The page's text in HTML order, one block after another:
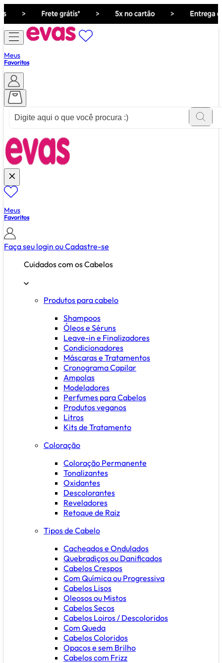
Meus
Favoritos
Meus
Favoritos
Faça seu login ouCadastre-se
Cuidados com os Cabelos
Produtos para cabelo
Shampoos
Óleos e Séruns
Leave-in e Finalizadores
Condicionadores
Máscaras e Tratamentos
Cronograma Capilar
Ampolas
Modeladores
Perfumes para Cabelos
Produtos veganos
Litros
Kits de Tratamento
Coloração
Coloração Permanente
Tonalizantes
Oxidantes
Descolorantes
Reveladores
Retoque de Raiz
Tipos de Cabelo
Cacheados e Ondulados
Quebradiços ou Danificados
Cabelos Crespos
Com Química ou Progressiva
Cabelos Lisos
Oleosos ou Mistos
Cabelos Secos
Cabelos Loiros / Descoloridos
Com Queda
Cabelos Coloridos
Opacos e sem Brilho
Cabelos com Frizz